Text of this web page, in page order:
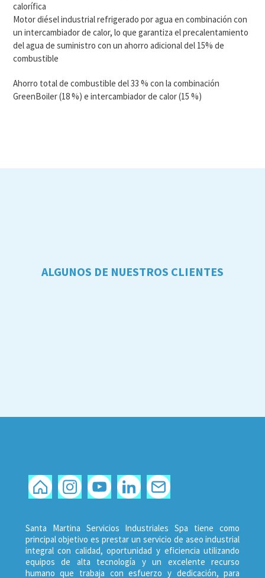
calorífica
Motor diésel industrial refrigerado por agua en combinación con
un intercambiador de calor, lo que garantiza el precalentamiento
del agua de suministro con un ahorro adicional del 15% de
combustible
Ahorro total de combustible del 33 % con la combinación
GreenBoiler (18 %) e intercambiador de calor (15 %)
ALGUNOS DE NUESTROS CLIENTES
Santa Martina Servicios Industriales Spa tiene como
principal objetivo es prestar un servicio de aseo industrial
integral con calidad, oportunidad y eficiencia utilizando
equipos de alta tecnología y un excelente recurso
humano que trabaja con esfuerzo y dedicación, para